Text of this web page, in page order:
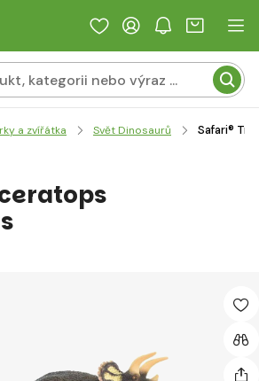
a zvířátka Svět Dinosaurů Safari®